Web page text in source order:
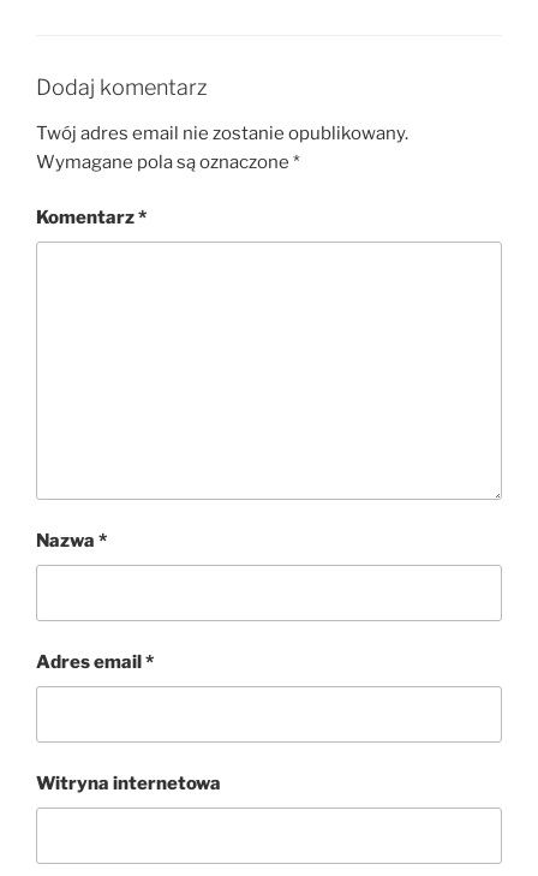
Dodaj komentarz
Twój adres email nie zostanie opublikowany.
Wymagane pola są oznaczone *
Komentarz*
Nazwa *
Adres email *
Witryna internetowa